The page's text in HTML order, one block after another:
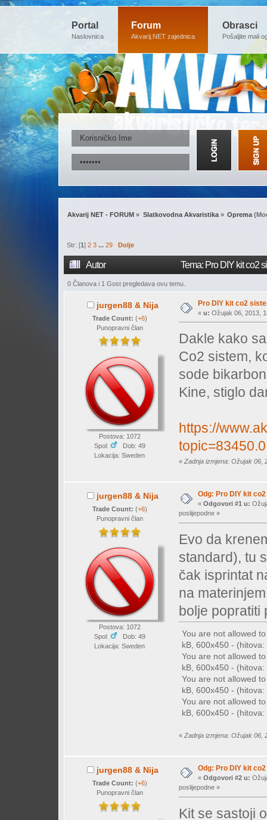
Portal
Naslovnica
Forum
Akvarij.NET zajednica
Obrasci
Pošaljite mali
Akvarij NET - FORUM » Slatkovodna Akvaristika» Oprema
Str: [1]2 3 ...29 Dolje
Autor Tema: Pro DIY kit co2
0 Članova i 1 Gost pregledava ovu temu.
jurgen88 & Nija
Trade Count: (+6)
Punopravni član
Postova: 1072
Spol:
Dob: 49
Lokacija: Sweden
Pro DIY kit co2
« u: Ožujak 06, 2013,
Dakle kako
Co2 sistem,
sode
Kine, stiglo
https://
topic=83450.0
« Zadnja izmjena: Ožujak 06,
jurgen88 & Nija
Trade Count: (+6)
Punopravni član
Postova: 1072
Spol:
Dob: 49
Lokacija: Sweden
Odg: Pro DIY kit
« Odgovori #1 u:
poslijepodne »
Evo da
standard), tu
čak isprintat
na
bolje popratiti
You are not allowed
kB, 600x450 - (hitova:
You are not allowed
kB, 600x450 -
You are not allowed
kB, 600x450 -
You are not allowed
kB, 600x450 -
« Zadnja izmjena: Ožujak 06,
jurgen88 & Nija
Trade Count: (+6)
Punopravni član
Odg: Pro DIY kit
« Odgovori #2 u:
poslijepodne »
Kit se sastoji